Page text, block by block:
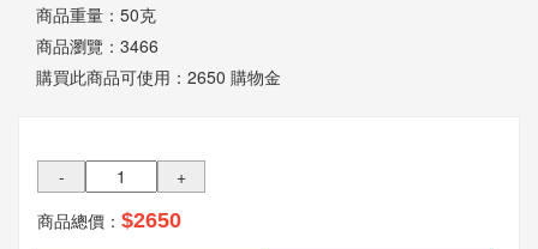
商品重量： 50克
商品瀏覽： 3466
購買此商品可使用： 2650 購物金
-
+
商品總價： $2650